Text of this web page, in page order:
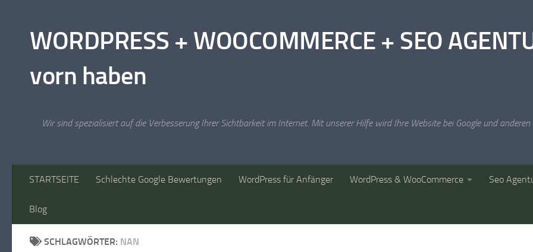
WORDPRESS + WOOCOMMERCE + SEO
vorn haben
Wir sind spezialisiert auf die Verbesserung Ihrer Sichtbarkeit im Internet. Mit unserer Hilfe wird Ihre Website bei Google und
STARTSEITE Schlechte Google Bewertungen WordPress für Anfänger WordPress & WooCommerce Seo
Blog
SCHLAGWÖRTER: NAN